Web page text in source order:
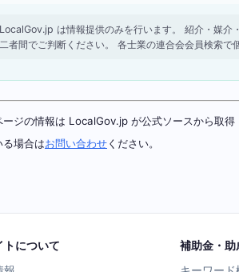
LocalGov.jp は情報提供のみを行います。 紹介・媒介
二者間でご判断ください。 各士業の連合会会員検索で
ージの情報は LocalGov.jp が公式ソースから取
る場合はお問い合わせください。
トについて 補助金・助